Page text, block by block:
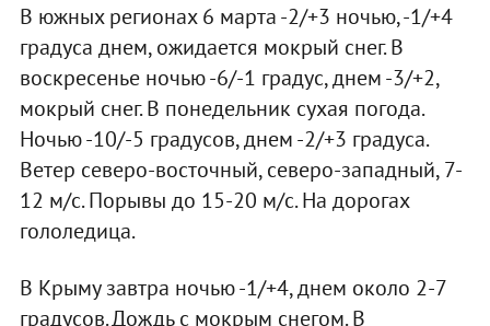
В южных регионах 6 марта -2/+3 ночью, -1/+4
градуса днем, ожидается мокрый снег. В
воскресенье ночью -6/-1 градус, днем -3/+2,
мокрый снег. В понедельник сухая погода.
Ночью -10/-5 градусов, днем -2/+3 градуса.
Ветер северо-восточный, северо-западный, 7-
12 м/с. Порывы до 15-20 м/с. На дорогах
гололедица.
В Крыму завтра ночью -1/+4, днем около 2-7
градусов. Дождь с мокрым снегом. В